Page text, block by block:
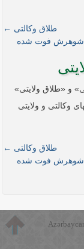
طلاق­ وکالتی ←
شوهرش فوت شده
و «طلاق­ ولایتی»
وکالتی و ولایتی
طلاق­ وکالتی ←
شوهرش فوت شده